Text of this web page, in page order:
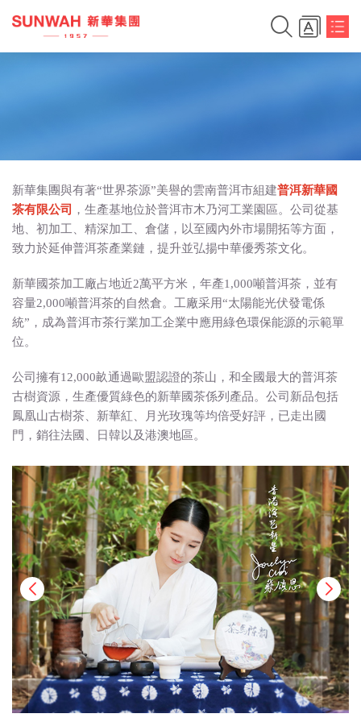
簡體中文
繁體中文
English
新華集團與有著“世界茶源”美譽的雲南普洱市組建普洱新華國
茶有限公司
，生產基地位於普洱市木乃河工業園區。公司從基
地、初加工、精深加工、倉儲，以至國內外市場開拓等方面，
致力於延伸普洱茶產業鏈，提升並弘揚中華優秀茶文化。
新華國茶加工廠占地近2萬平方米，年產1,000噸普洱茶，並有
容量2,000噸普洱茶的自然倉。工廠采用“太陽能光伏發電係
統”，成為普洱市茶行業加工企業中應用綠色環保能源的示範單
位。
公司擁有12,000畝通過歐盟認證的茶山，和全國最大的普洱茶
古樹資源，生產優質綠色的新華國茶係列產品。公司新品包括
鳳凰山古樹茶、新華紅、月光玫瑰等均倍受好評，已走出國
門，銷往法國、日韓以及港澳地區。